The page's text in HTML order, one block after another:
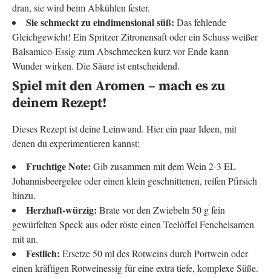
dran, sie wird beim Abkühlen fester.
Sie schmeckt zu eindimensional süß: Das fehlende
Gleichgewicht! Ein Spritzer Zitronensaft oder ein Schuss weißer
Balsamico-Essig zum Abschmecken kurz vor Ende kann
Wunder wirken. Die Säure ist entscheidend.
Spiel mit den Aromen – mach es zu
deinem Rezept!
Dieses Rezept ist deine Leinwand. Hier ein paar Ideen, mit
denen du experimentieren kannst:
Fruchtige Note: Gib zusammen mit dem Wein 2-3 EL
Johannisbeergelee oder einen klein geschnittenen, reifen Pfirsich
hinzu.
Herzhaft-würzig: Brate vor den Zwiebeln 50 g fein
gewürfelten Speck aus oder röste einen Teelöffel Fenchelsamen
mit an.
Festlich: Ersetze 50 ml des Rotweins durch Portwein oder
einen kräftigen Rotweinessig für eine extra tiefe, komplexe Süße.